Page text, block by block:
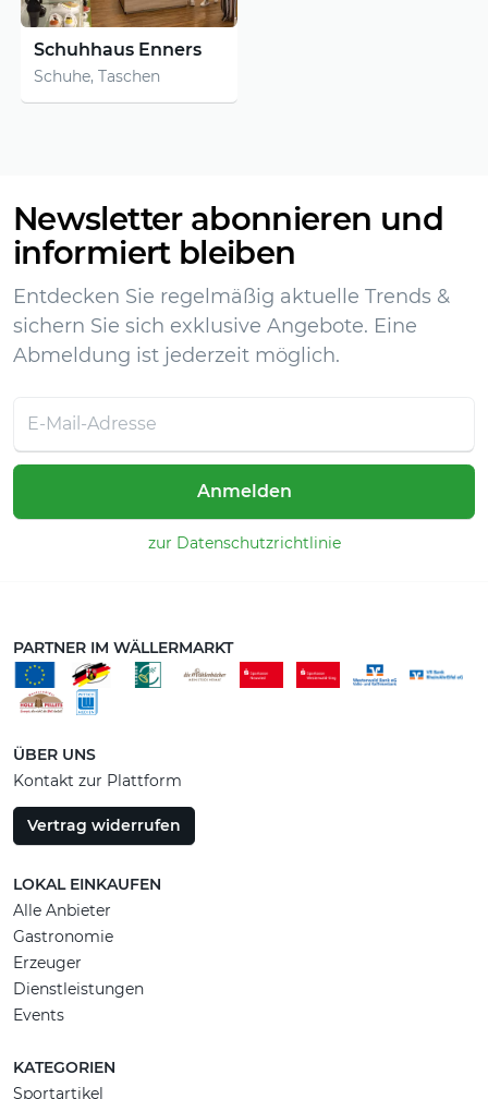
Schuhhaus Enners
Schuhe, Taschen
Newsletter abonnieren und
informiert bleiben
Entdecken Sie regelmäßig aktuelle Trends &
sichern Sie sich exklusive Angebote. Eine
Abmeldung ist jederzeit möglich.
Anmelden
zur Datenschutzrichtlinie
PARTNER IM WÄLLERMARKT
ÜBER UNS
Kontakt zur Plattform
Vertrag widerrufen
LOKAL EINKAUFEN
Alle Anbieter
Gastronomie
Erzeuger
Dienstleistungen
Events
KATEGORIEN
Sportartikel